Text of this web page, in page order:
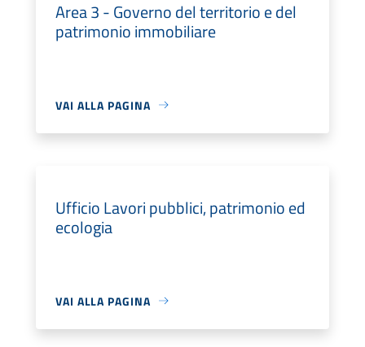
Area 3 - Governo del territorio e del
patrimonio immobiliare
VAI ALLA PAGINA
Ufficio Lavori pubblici, patrimonio ed
ecologia
VAI ALLA PAGINA